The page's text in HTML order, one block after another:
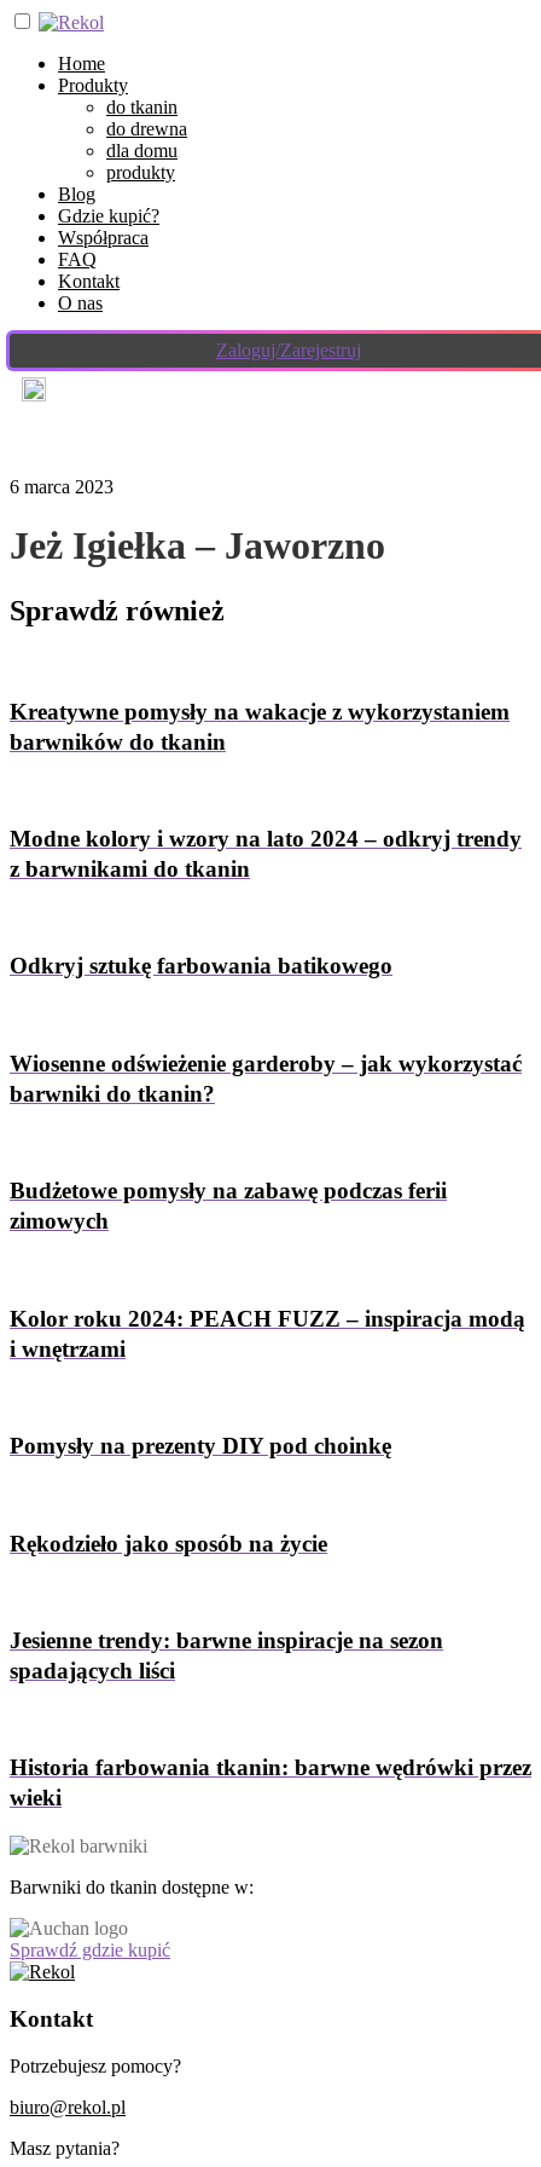
Home
Produkty
do tkanin
do drewna
dla domu
produkty
Blog
Gdzie kupić?
Współpraca
FAQ
Kontakt
O nas
Zaloguj/Zarejestruj
6 marca 2023
Jeż Igiełka – Jaworzno
Sprawdź również
Kreatywne pomysły na wakacje z wykorzystaniem
barwników do tkanin
Modne kolory i wzory na lato 2024 – odkryj trendy
z barwnikami do tkanin
Odkryj sztukę farbowania batikowego
Wiosenne odświeżenie garderoby – jak wykorzystać
barwniki do tkanin?
Budżetowe pomysły na zabawę podczas ferii
zimowych
Kolor roku 2024: PEACH FUZZ – inspiracja modą
i wnętrzami
Pomysły na prezenty DIY pod choinkę
Rękodzieło jako sposób na życie
Jesienne trendy: barwne inspiracje na sezon
spadających liści
Historia farbowania tkanin: barwne wędrówki przez
wieki
Barwniki do tkanin dostępne w:
Sprawdź gdzie kupić
Kontakt
Potrzebujesz pomocy?
biuro@rekol.pl
Masz pytania?